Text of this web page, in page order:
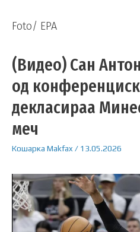
Foto/ EPA
(Видео) Сан
од
декласираа
меч
Кошарка Makfax / 13.05.2026